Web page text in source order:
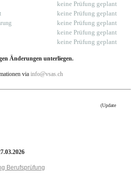
keine Prüfung geplant
keine Prüfung geplant
keine Prüfung geplant
keine Prüfung geplant
keine Prüfung geplant
Änderungen unterliegen.
via info@vsas.ch
2026
(Update
Berufsprüfung